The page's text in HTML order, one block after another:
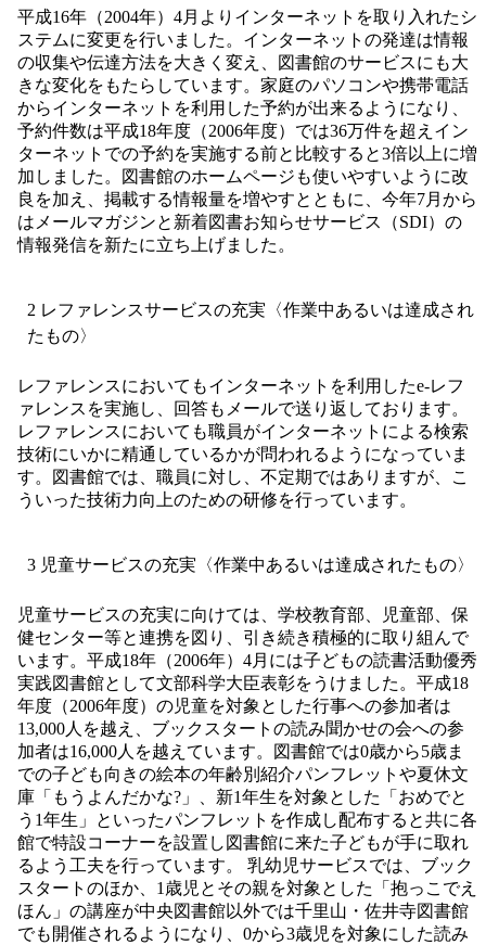
平成16年（2004年）4月よりインターネットを取り入れたシ
ステムに変更を行いました。インターネットの発達は情報
の収集や伝達方法を大きく変え、図書館のサービスにも大
きな変化をもたらしています。家庭のパソコンや携帯電話
からインターネットを利用した予約が出来るようになり、
予約件数は平成18年度（2006年度）では36万件を超えイン
ターネットでの予約を実施する前と比較すると3倍以上に増
加しました。図書館のホームページも使いやすいように改
良を加え、掲載する情報量を増やすとともに、今年7月から
はメールマガジンと新着図書お知らせサービス（SDI）の
情報発信を新たに立ち上げました。
2 レファレンスサービスの充実〈作業中あるいは達成され
たもの〉
レファレンスにおいてもインターネットを利用したe-レフ
ァレンスを実施し、回答もメールで送り返しております。
レファレンスにおいても職員がインターネットによる検索
技術にいかに精通しているかが問われるようになっていま
す。図書館では、職員に対し、不定期ではありますが、こ
ういった技術力向上のための研修を行っています。
3 児童サービスの充実〈作業中あるいは達成されたもの〉
児童サービスの充実に向けては、学校教育部、児童部、保
健センター等と連携を図り、引き続き積極的に取り組んで
います。平成18年（2006年）4月には子どもの読書活動優秀
実践図書館として文部科学大臣表彰をうけました。平成18
年度（2006年度）の児童を対象とした行事への参加者は
13,000人を越え、ブックスタートの読み聞かせの会への参
加者は16,000人を越えています。図書館では0歳から5歳ま
での子ども向きの絵本の年齢別紹介パンフレットや夏休文
庫「もうよんだかな?」、新1年生を対象とした「おめでと
う1年生」といったパンフレットを作成し配布すると共に各
館で特設コーナーを設置し図書館に来た子どもが手に取れ
るよう工夫を行っています。 乳幼児サービスでは、ブック
スタートのほか、1歳児とその親を対象とした「抱っこでえ
ほん」の講座が中央図書館以外では千里山・佐井寺図書館
でも開催されるようになり、0から3歳児を対象にした読み